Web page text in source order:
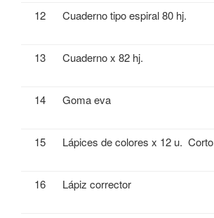
12 Cuaderno tipo espiral 80 hj.
13 Cuaderno x 82 hj.
14 Goma eva
15 Lápices de colores x 12 u. Corto
16 Lápiz corrector